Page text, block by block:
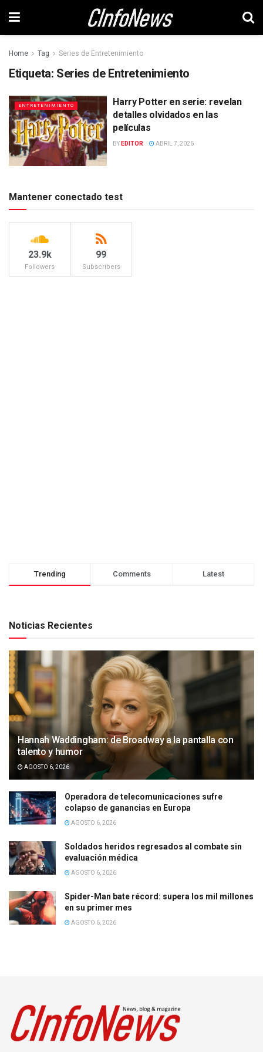
Home Tag Series de Entretenimiento
Etiqueta: Series de Entretenimiento
ENTRETENIMIENTO
Harry Potter en serie: revelan
detalles olvidados en las
películas
BY EDITOR ABRIL 7, 2026
Mantener conectado test
23.9k
Followers
99
Subscribers
Trending Comments Latest
Noticias Recientes
Hannah Waddingham: de Broadway a la pantalla con
talento y humor
AGOSTO 6, 2026
Operadora de telecomunicaciones sufre
colapso de ganancias en Europa
AGOSTO 6, 2026
Soldados heridos regresados al combate sin
evaluación médica
AGOSTO 6, 2026
Spider-Man bate récord: supera los mil millones
en su primer mes
AGOSTO 6, 2026